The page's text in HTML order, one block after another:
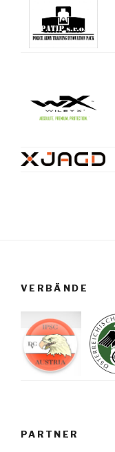
VERBÄNDE
PARTNER